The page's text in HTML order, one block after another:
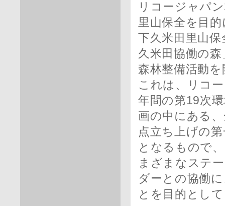
リコージャパ
里山保全を目的
下久米田里山
久米田協働の森
森林整備活動
これは、リコ
年間の第19次
画の中にある
点立ち上げの
となるもので
まざまなステ
ダーとの協働
とを目的とし